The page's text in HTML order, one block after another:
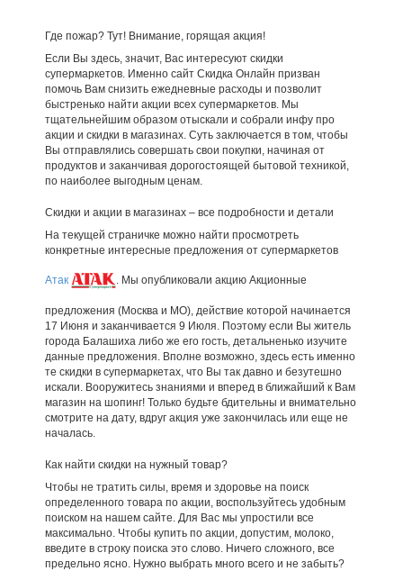
Где пожар? Тут! Внимание, горящая акция!
Если Вы здесь, значит, Вас интересуют скидки
супермаркетов. Именно сайт Скидка Онлайн призван
помочь Вам снизить ежедневные расходы и позволит
быстренько найти акции всех супермаркетов. Мы
тщательнейшим образом отыскали и собрали инфу про
акции и скидки в магазинах. Суть заключается в том, чтобы
Вы отправлялись совершать свои покупки, начиная от
продуктов и заканчивая дорогостоящей бытовой техникой,
по наиболее выгодным ценам.
Скидки и акции в магазинах – все подробности и детали
На текущей страничке можно найти просмотреть
конкретные интересные предложения от супермаркетов
Атак . Мы опубликовали акцию Акционные
предложения (Москва и МО), действие которой начинается
17 Июня и заканчивается 9 Июля. Поэтому если Вы житель
города Балашиха либо же его гость, детальненько изучите
данные предложения. Вполне возможно, здесь есть именно
те скидки в супермаркетах, что Вы так давно и безутешно
искали. Вооружитесь знаниями и вперед в ближайший к Вам
магазин на шопинг! Только будьте бдительны и внимательно
смотрите на дату, вдруг акция уже закончилась или еще не
началась.
Как найти скидки на нужный товар?
Чтобы не тратить силы, время и здоровье на поиск
определенного товара по акции, воспользуйтесь удобным
поиском на нашем сайте. Для Вас мы упростили все
максимально. Чтобы купить по акции, допустим, молоко,
введите в строку поиска это слово. Ничего сложного, все
предельно ясно. Нужно выбрать много всего и не забыть?